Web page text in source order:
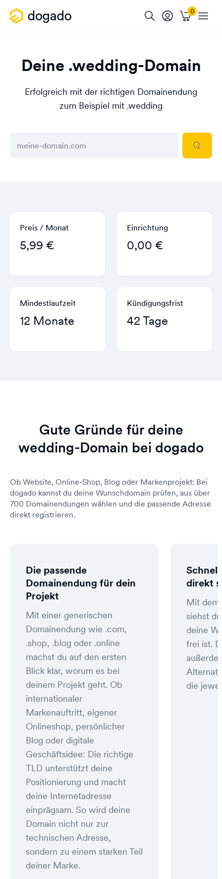
Deine .wedding-Domain
Erfolgreich mit der richtigen Domainendung
zum Beispiel mit .wedding
Preis / Monat
5,99 €
Einrichtung
0,00 €
Mindestlaufzeit
12 Monate
Kündigungs­frist
42 Tage
Gute Gründe für deine
wedding-Domain bei dogado
Ob Website, Online-Shop, Blog oder Markenprojekt: Bei
dogado kannst du deine Wunschdomain prüfen, aus über
700 Domainendungen wählen und die passende Adresse
direkt registrieren.
Die passende
Domainendung für dein
Projekt
Mit einer generischen
Domainendung wie .com,
.shop, .blog oder .online
machst du auf den ersten
Blick klar, worum es bei
deinem Projekt geht. Ob
internationaler
Markenauftritt, eigener
Onlineshop, persönlicher
Blog oder digitale
Geschäftsidee: Die richtige
TLD unterstützt deine
Positionierung und macht
deine Internetadresse
einprägsam. So wird deine
Domain nicht nur zur
technischen Adresse,
sondern zu einem starken Teil
deiner Marke.
direkt
Mit dem
siehst
deine
frei ist.
die